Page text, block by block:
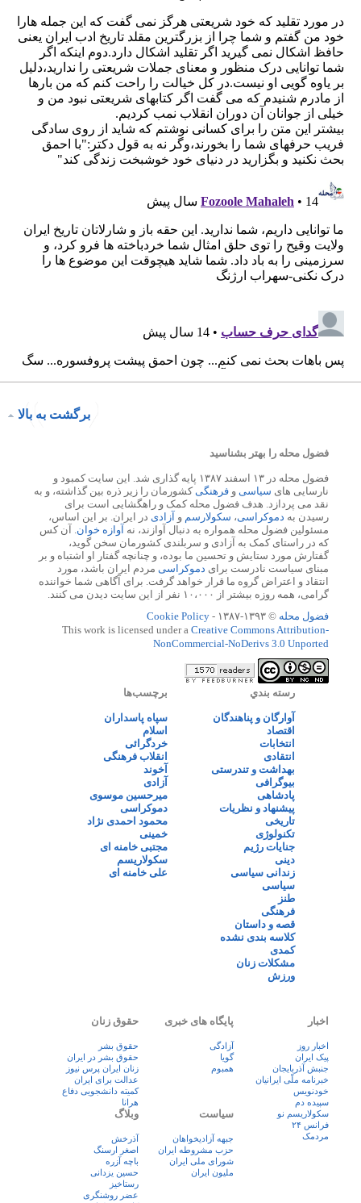
برگشت به بالا
فضول محله را بهتر بشناسید
فضول محله در ۱۳ اسفند ۱۳۸۷ پایه گذاری شد. این سایت کمبود و
نارسایی های سیاسی و فرهنگیکشورمان را زیر ذره بین گذاشته، و به
نقد می پردازد. هدف فضول محله کمک و راهگشایی است برای
رسیدن به دموکراسی، سکولارسم و آزادی در ایران. بر این اساس،
مسئولین فضول محله همواره به دنبال آوازند، نه آوازه خوان. آن کس
که در راستای کمک به آزادی و سربلندی کشورمان سخن گوید،
گفتارش مورد ستایش و تحسین ما بوده، و چنانچه گفتار او اشتباه و بر
مبنای سیاست نادرست برای دموکراسی مردم ایران باشد، مورد
انتقاد و اعتراض گروه ما قرار خواهد گرفت. برای آگاهی شما خواننده
گرامی، همه روزه بیشتر از ۱۰،۰۰۰ نفر از این سایت دیدن می کنند.
فضول محله © ۱۳۹۳-۱۳۸۷ -
Cookie Policy
This work is licensed under a Creative Commons Attribution-
NonCommercial-NoDerivs 3.0 Unported
رسته بندي
آوارگان و پناهندگان
اقتصاد
انتخابات
انتقادی
بهداشت و تندرستی
بیوگرافی
پادشاهی
پیشنهاد و نظریات
تاریخی
تکنولوژی
جنایات رژیم
دینی
زندانی سیاسی
سیاسی
طنز
فرهنگی
قصه و داستان
کلاسه بندی نشده
کمدی
مشکلات زنان
ورزش
برچسب‌ها
سپاه پاسداران
اسلام
خردگرائی
انقلاب فرهنگی
آخوند
آزادی
میرحسین موسوی
دموکراسی
محمود احمدی نژاد
خمینی
مجتبی خامنه ای
سکولاریسم
علی خامنه ای
اخبار
اخبار روز
پيک ايران
جنبش آذربایجان
خبرنامه ملّی ایرانیان
خودنویس
سپیده دم
سکولاریسم نو
فرانس ۲۴
مردمک
پایگاه های خبری
آزادگی
گویا
همبوم
حقوق زنان
حقوق بشر
حقوق بشر در ایران
زنان ايران پرس نيوز
عدالت برای ایران
کمیته دانشجویی دفاع
هرانا
سیاست
جبهه آزادیخواهان
حزب مشروطه ایران
شورای ملی ایران
ملیون ایران
وبلاگ
آذرخش
اصغر ارسنگ
باچه آزره
حسین یزدانی
رستاخیز
عضر روشنگری